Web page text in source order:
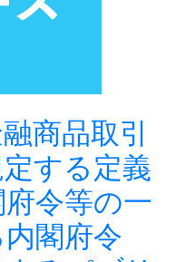
商品取引
する定義
令等の一
閣府令